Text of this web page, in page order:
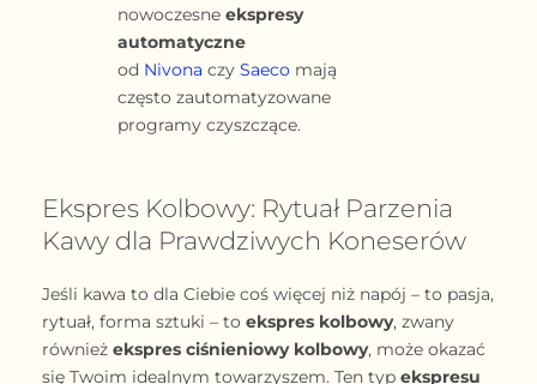
nowoczesne ekspresy
automatyczne
od Nivona czy Saeco mają
często zautomatyzowane
programy czyszczące.
Ekspres Kolbowy: Rytuał Parzenia
Kawy dla Prawdziwych Koneserów
Jeśli kawa to dla Ciebie coś więcej niż napój – to pasja,
rytuał, forma sztuki – to ekspres kolbowy, zwany
również ekspres ciśnieniowy kolbowy, może okazać
się Twoim idealnym towarzyszem. Ten typ ekspresu